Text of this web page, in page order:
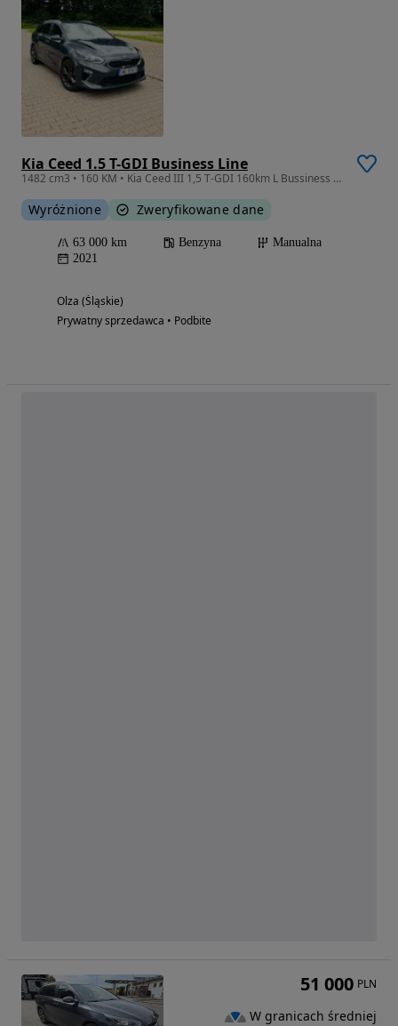
Kia Ceed 1.5 T-GDI Business Line
1482 cm3 • 160 KM • Kia Ceed III 1,5 T-GDI 160km L Bussiness Line
Wyróżnione Zweryfikowane dane
63 000 km Benzyna
Manualna
2021
Olza (Śląskie)
Prywatny sprzedawca • Podbite
51 000 PLN
W granicach średniej